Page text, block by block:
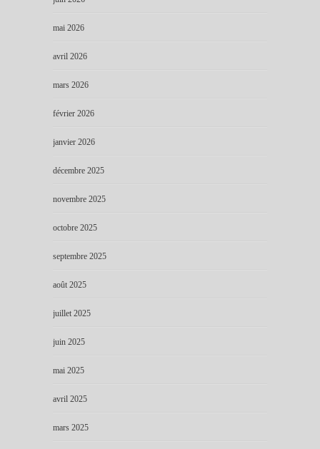
mai 2026
avril 2026
mars 2026
février 2026
janvier 2026
décembre 2025
novembre 2025
octobre 2025
septembre 2025
août 2025
juillet 2025
juin 2025
mai 2025
avril 2025
mars 2025